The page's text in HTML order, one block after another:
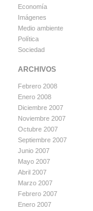
Economía
Imágenes
Medio ambiente
Política
Sociedad
ARCHIVOS
Febrero 2008
Enero 2008
Diciembre 2007
Noviembre 2007
Octubre 2007
Septiembre 2007
Junio 2007
Mayo 2007
Abril 2007
Marzo 2007
Febrero 2007
Enero 2007